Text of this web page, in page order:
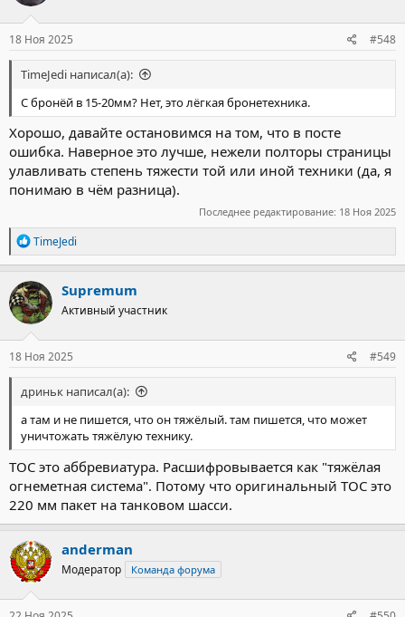
18 Ноя 2025 #548
TimeJedi написал(а):
С бронёй в 15-20мм? Нет, это лёгкая бронетехника.
Хорошо, давайте остановимся на том, что в посте
ошибка. Наверное это лучше, нежели полторы страницы
улавливать степень тяжести той или иной техники (да, я
понимаю в чём разница).
Последнее редактирование: 18 Ноя 2025
Р
е
а
к
ц
и
и
:
TimeJedi
Supremum
Активный участник
18 Ноя 2025 #549
дриньк написал(а):
а там и не пишется, что он тяжёлый. там пишется, что может
уничтожать тяжёлую технику.
ТОС это аббревиатура. Расшифровывается как "тяжёлая
огнеметная система". Потому что оригинальный ТОС это
220 мм пакет на танковом шасси.
anderman
Модератор Команда форума